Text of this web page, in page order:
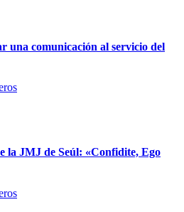
una comunicación al servicio del
la JMJ de Seúl: «Confidite, Ego